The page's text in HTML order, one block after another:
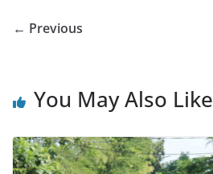
← Previous
You May Also Like